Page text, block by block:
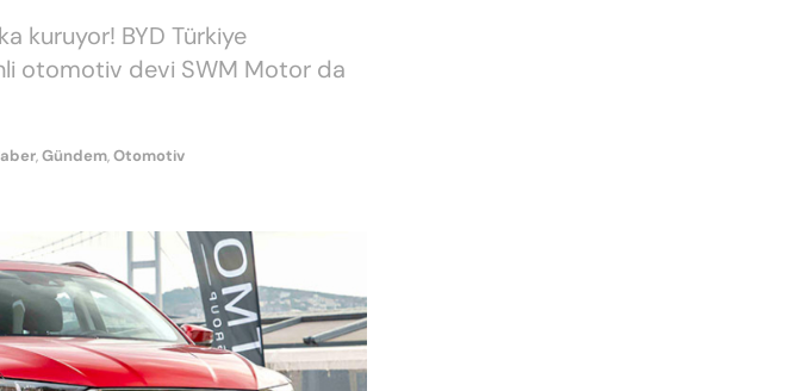
kuruyor! BYD Türkiye
otomotiv devi SWM Motor da
,Gündem,Otomotiv